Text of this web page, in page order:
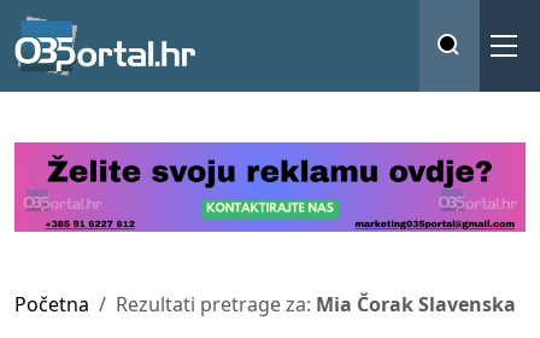
Početna Rezultati pretrage za: Mia Čorak Slavenska